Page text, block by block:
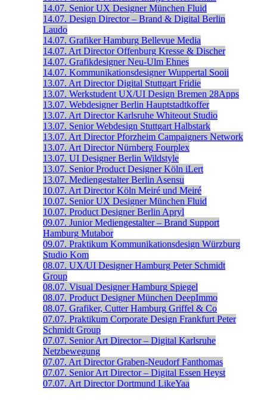
14.07. Senior UX Designer München Fluid
14.07. Design Director – Brand & Digital Berlin
Laudo
14.07. Grafiker Hamburg Bellevue Media
14.07. Art Director Offenburg Kresse & Discher
14.07. Grafikdesigner Neu-Ulm Ehnes
14.07. Kommunikationsdesigner Wuppertal Sooii
13.07. Art Director Digital Stuttgart Fridie
13.07. Werkstudent UX/UI Design Bremen 28Apps
13.07. Webdesigner Berlin Hauptstadtkoffer
13.07. Art Director Karlsruhe Whiteout Studio
13.07. Senior Webdesign Stuttgart Halbstark
13.07. Art Director Pforzheim Campaigners Network
13.07. Art Director Nürnberg Fourplex
13.07. UI Designer Berlin Wildstyle
13.07. Senior Product Designer Köln iLert
13.07. Mediengestalter Berlin Asensu
10.07. Art Director Köln Meiré und Meiré
10.07. Senior UX Designer München Fluid
10.07. Product Designer Berlin Apryl
09.07. Junior Mediengestalter – Brand Support
Hamburg Mutabor
09.07. Praktikum Kommunikationsdesign Würzburg
Studio Kom
08.07. UX/UI Designer Hamburg Peter Schmidt
Group
08.07. Visual Designer Hamburg Spiegel
08.07. Product Designer München DeepImmo
08.07. Grafiker, Cutter Hamburg Griffel & Co
07.07. Praktikum Corporate Design Frankfurt Peter
Schmidt Group
07.07. Senior Art Director – Digital Karlsruhe
Netzbewegung
07.07. Art Director Graben-Neudorf Fanthomas
07.07. Senior Art Director – Digital Essen Heyst
07.07. Art Director Dortmund LikeYaa